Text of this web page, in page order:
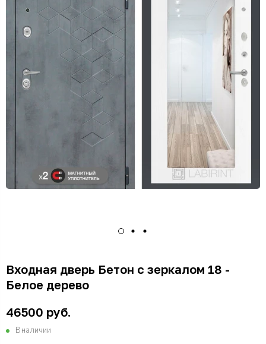
Входная дверь Бетон с зеркалом 18 -
Белое дерево
46500 руб.
В наличии